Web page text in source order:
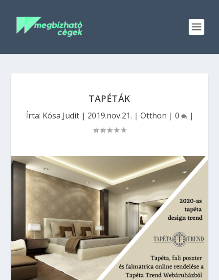
TAPÉTÁK
Írta: Kósa Judit| 2019.nov.21. | Otthon | 0 |